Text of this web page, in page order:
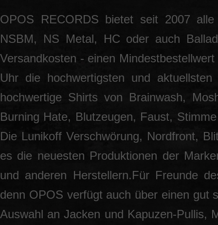
OPOS RECORDS bietet seit 2007
NSBM, NS Metal, HC oder auch
Versandkosten - einen
Uhr die hochwertigsten und
hochwertige Shirts von Brainwash,
Burning Hate, Blutzeugen, Faust,
Die Lunikoff Verschwörung, Nordfront,
es die neuesten Produktionen der
und anderen Herstellern.Für Freunde
denn OPOS verfügt auch über einen gut
Auswahl an Jacken und Kapuzen-Pullis,